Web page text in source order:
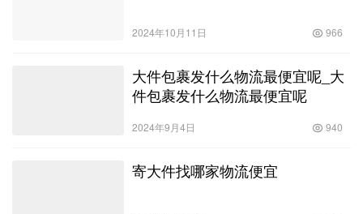
2024年10月11日 966
大件包裹发什么物流最便宜呢_大
件包裹发什么物流最便宜呢
2024年9月4日 940
寄大件找哪家物流便宜